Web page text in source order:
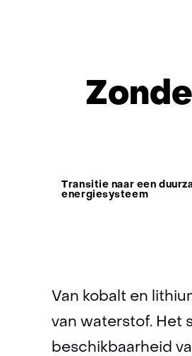
Thema:
Transitie naar een
energiesysteem
Van kobalt en
van waterstof. Het
beschikbaarheid